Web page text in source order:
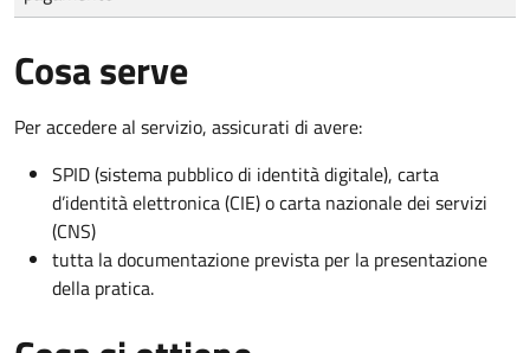
Cosa serve
Per accedere al servizio, assicurati di avere:
SPID (sistema pubblico di identità digitale), carta
d’identità elettronica (CIE) o carta nazionale dei servizi
(CNS)
tutta la documentazione prevista per la presentazione
della pratica.